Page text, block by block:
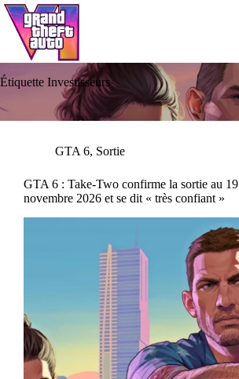
Passer
au
contenu
Étiquette Investisseurs
GTA 6, Sortie
GTA 6 : Take-Two confirme la sortie au 19
novembre 2026 et se dit « très confiant »